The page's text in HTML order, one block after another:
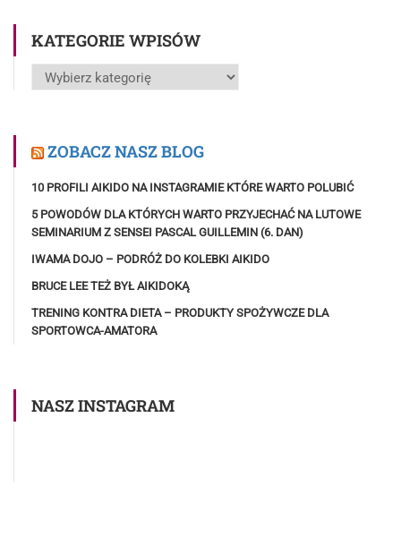
KATEGORIE WPISÓW
Kategorie
ZOBACZ NASZ BLOG
10 PROFILI AIKIDO NA INSTAGRAMIE KTÓRE WARTO POLUBIĆ
5 POWODÓW DLA KTÓRYCH WARTO PRZYJECHAĆ NA LUTOWE
SEMINARIUM Z SENSEI PASCAL GUILLEMIN (6. DAN)
IWAMA DOJO – PODRÓŻ DO KOLEBKI AIKIDO
BRUCE LEE TEŻ BYŁ AIKIDOKĄ
TRENING KONTRA DIETA – PRODUKTY SPOŻYWCZE DLA
SPORTOWCA-AMATORA
NASZ INSTAGRAM